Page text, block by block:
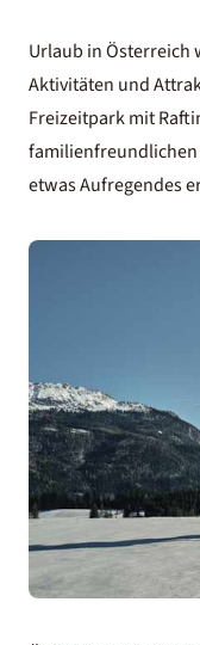
Urlaub in Österreich
Aktivitäten und
Freizeitpark mit
etwas Aufregendes